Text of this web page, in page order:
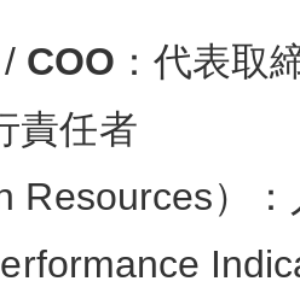
/ COO ：代表取
責任者
Resources）